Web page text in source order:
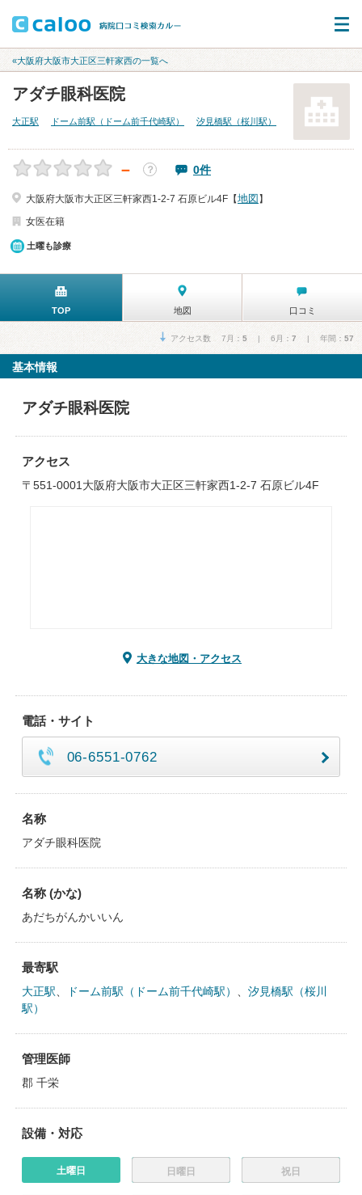
«大阪府大阪市大正区三軒家西の一覧へ
アダチ眼科医院
大正駅 ドーム前駅（ドーム前千代崎駅） 汐見橋駅（桜川駅）
－ ？ 0件
大阪府大阪市大正区三軒家西1-2-7 石原ビル4F【地図 】
女医在籍
土曜も診療
TOP 地図 口コミ
アクセス数 7月： 5 | 6月： 7 | 年間： 57
基本情報
アダチ眼科医院
アクセス
〒551-0001大阪府大阪市大正区三軒家西1-2-7 石原ビル4F
大きな地図・アクセス
電話・サイト
06-6551-0762
名称
アダチ眼科医院
名称 (かな)
あだちがんかいいん
最寄駅
大正駅 ドーム前駅（ドーム前千代崎駅）
汐見橋駅（桜川
駅）
管理医師
郡 千栄
設備・対応
土曜日 日曜日 祝日